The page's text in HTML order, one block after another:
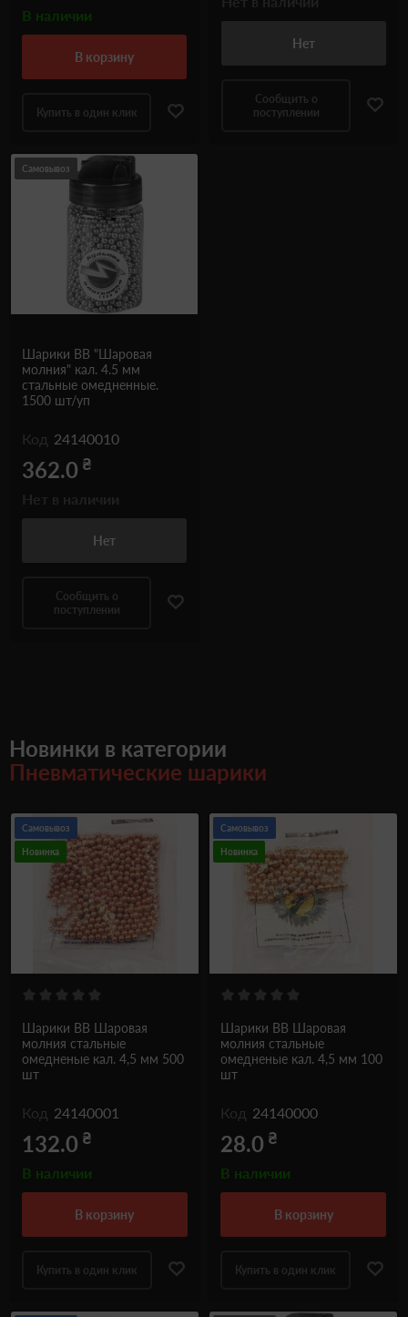
В наличии
в корзину
Купить в один клик
Нет
Сообщить о
поступлении
Самовывоз
Шарики ВВ "Шаровая
молния" кал. 4.5 мм
стальные омедненные.
1500 шт/уп
Код 24140010
362.0 ₴
Нет
Сообщить о
поступлении
Новинки в категории
Пневматические шарики
Самовывоз
Новинка
Шарики ВВ Шаровая
молния стальные
омедненые кал. 4,5 мм 500
шт
Код 24140001
132.0 ₴
В наличии
в корзину
Купить в один клик
Самовывоз
Новинка
Шарики ВВ Шаровая
молния стальные
омедненые кал. 4,5 мм 100
шт
Код 24140000
28.0 ₴
В наличии
в корзину
Купить в один клик